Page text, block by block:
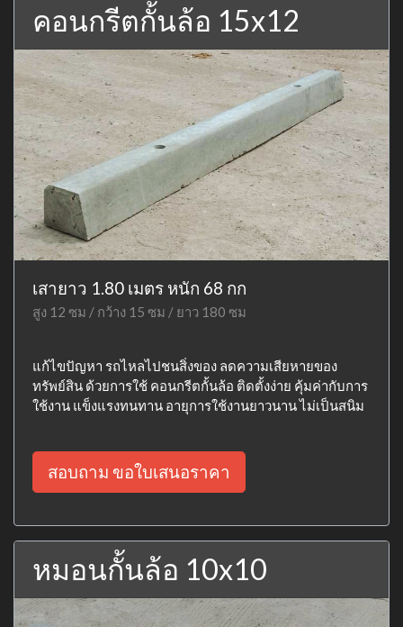
คอนกรีตกั้นล้อ 15x12
เสายาว 1.80 เมตร หนัก 68 กก
สูง 12 ซม / กว้าง 15 ซม / ยาว 180 ซม
แก้ไขปัญหา รถไหลไปชนสิ่งของ ลดความเสียหายของ
ทรัพย์สิน ด้วยการใช้ คอนกรีตกั้นล้อ ติดตั้งง่าย คุ้มค่ากับการ
ใช้งาน แข็งแรงทนทาน อายุการใช้งานยาวนาน ไม่เป็นสนิม
สอบถาม ขอใบเสนอราคา
หมอนกั้นล้อ 10x10